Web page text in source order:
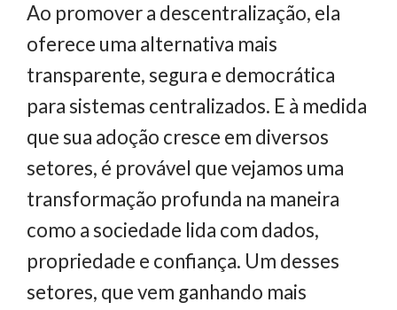
Ao promover a descentralização, ela
oferece uma alternativa mais
transparente, segura e democrática
para sistemas centralizados. E à medida
que sua adoção cresce em diversos
setores, é provável que vejamos uma
transformação profunda na maneira
como a sociedade lida com dados,
propriedade e confiança. Um desses
setores, que vem ganhando mais